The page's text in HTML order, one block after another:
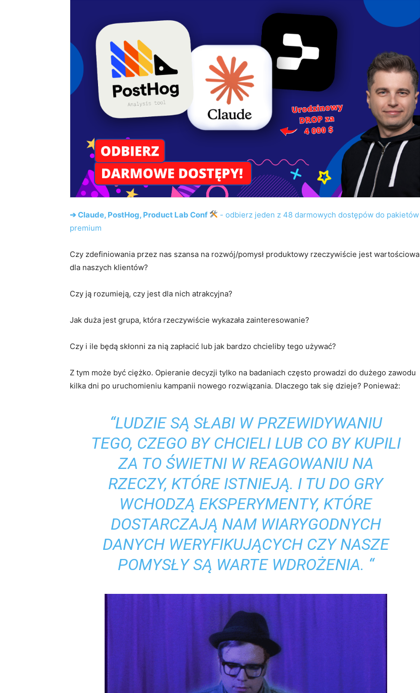
➔ Claude, PostHog, Product Lab Conf
- odbierz jeden z 48 darmowych dostępów do pakietów
premium
Czy zdefiniowania przez nas szansa na rozwój/pomysł produktowy rzeczywiście jest wartościowa
dla naszych klientów?
Czy ją rozumieją, czy jest dla nich atrakcyjna?
Jak duża jest grupa, która rzeczywiście wykazała zainteresowanie?
Czy i ile będą skłonni za nią zapłacić lub jak bardzo chcieliby tego używać?
Z tym może być ciężko. Opieranie decyzji tylko na badaniach często prowadzi do dużego zawodu
kilka dni po uruchomieniu kampanii nowego rozwiązania. Dlaczego tak się dzieje? Ponieważ:
“LUDZIE SĄ SŁABI W PRZEWIDYWANIU
TEGO, CZEGO BY CHCIELI LUB CO BY KUPILI
ZA TO ŚWIETNI W REAGOWANIU NA
RZECZY, KTÓRE ISTNIEJĄ. I TU DO GRY
WCHODZĄ EKSPERYMENTY, KTÓRE
DOSTARCZAJĄ NAM WIARYGODNYCH
DANYCH WERYFIKUJĄCYCH CZY NASZE
POMYSŁY SĄ WARTE WDROŻENIA. “